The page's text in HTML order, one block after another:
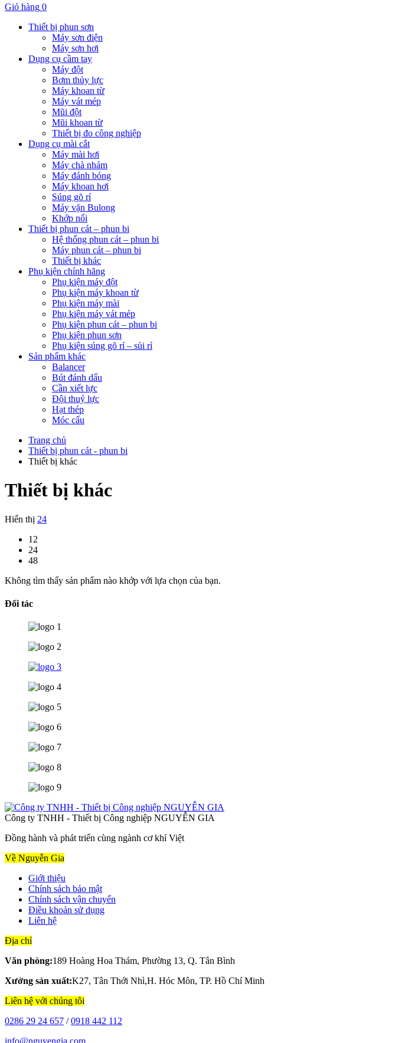
Giỏ hàng 0
Thiết bị phun sơn
Máy sơn điện
Máy sơn hơi
Dụng cụ cầm tay
Máy đột
Bơm thủy lực
Máy khoan từ
Máy vát mép
Mũi đột
Mũi khoan từ
Thiết bị đo công nghiệp
Dụng cụ mài cắt
Máy mài hơi
Máy chà nhám
Máy đánh bóng
Máy khoan hơi
Súng gõ rỉ
Máy vặn Bulong
Khớp nối
Thiết bị phun cát – phun bi
Hệ thống phun cát – phun bi
Máy phun cát – phun bi
Thiết bị khác
Phụ kiện chính hãng
Phụ kiện máy đột
Phụ kiện máy khoan từ
Phụ kiện máy mài
Phụ kiện máy vát mép
Phụ kiện phun cát – phun bi
Phụ kiện phun sơn
Phụ kiện súng gõ rỉ – sủi rỉ
Sản phẩm khác
Balancer
Bút đánh dấu
Cần xiết lực
Đội thuỷ lực
Hạt thép
Móc cẩu
Trang chủ
Thiết bị phun cát - phun bi
Thiết bị khác
Thiết bị khác
Hiển thị 24
12
24
48
Không tìm thấy sản phẩm nào khớp với lựa chọn của bạn.
Đối tác
Công ty TNHH - Thiết bị Công nghiệp NGUYỄN GIA
Đồng hành và phát triển cùng ngành cơ khí Việt
Về Nguyễn Gia
Giới thiệu
Chính sách bảo mật
Chính sách vận chuyển
Điều khoản sử dụng
Liên hệ
Địa chỉ
Văn phòng:189 Hoàng Hoa Thám, Phường 13, Q. Tân Bình
Xưởng sản xuất:K27, Tân Thới Nhì,H. Hóc Môn, TP. Hồ Chí Minh
Liên hệ với chúng tôi
0286 29 24 657 /0918 442 112